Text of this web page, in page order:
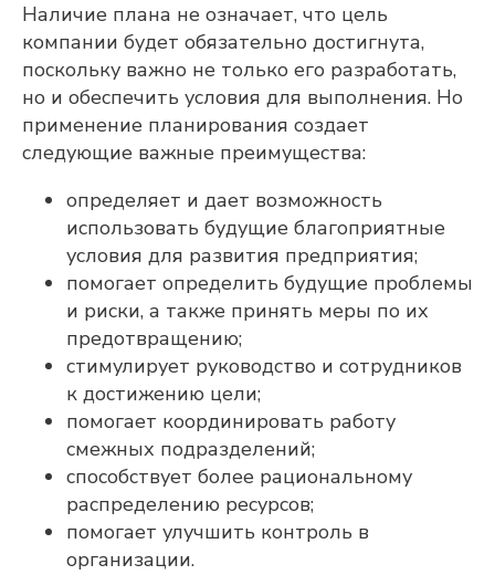
Наличие плана не означает, что цель
компании будет обязательно достигнута,
поскольку важно не только его разработать,
но и обеспечить условия для выполнения. Но
применение планирования создает
следующие важные преимущества:
определяет и дает возможность
использовать будущие благоприятные
условия для развития предприятия;
помогает определить будущие проблемы
и риски, а также принять меры по их
предотвращению;
стимулирует руководство и сотрудников
к достижению цели;
помогает координировать работу
смежных подразделений;
способствует более рациональному
распределению ресурсов;
помогает улучшить контроль в
организации.
Я подтверждаю, что ознакомлен(а) и
соглашаюсь сполитикой в отношении
обработки персональных данных , а
также даю своесогласие на обработку
и использование моих персональных
данныхи соглашаюсь
получатьрекламную рассылку
ОТПРАВИТЬ